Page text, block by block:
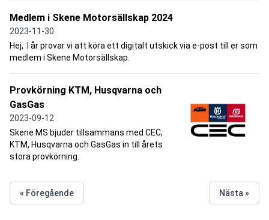
Medlem i Skene Motorsällskap 2024
2023-11-30
Hej, I år provar vi att köra ett digitalt utskick via e-post till er som
medlem i Skene Motorsällskap.
Provkörning KTM, Husqvarna och
GasGas
2023-09-12
Skene MS bjuder tillsammans med CEC,
KTM, Husqvarna och GasGas in till årets
stora provkörning.
« Föregående Nästa »